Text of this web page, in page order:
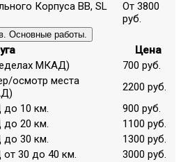
Корпуса ВВ, SL
От 3800
руб.
Основные работы.
Цена
МКАД)
700 руб.
осмотр места
2200 руб.
10 км.
900 руб.
20 км.
1100 руб.
30 км.
1300 руб.
30 до 40 км.
3000 руб.